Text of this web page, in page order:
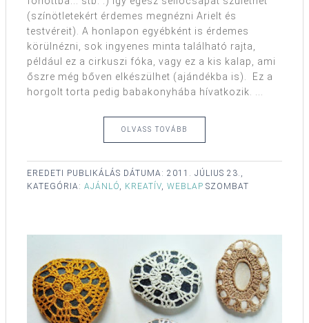
(színötletekért érdemes megnézni Arielt és
testvéreit). A honlapon egyébként is érdemes
körülnézni, sok ingyenes minta található rajta,
például ez a cirkuszi fóka, vagy ez a kis kalap, ami
őszre még bőven elkészülhet (ajándékba is). Ez a
horgolt torta pedig babakonyhába hívatkozik. ...
OLVASS TOVÁBB
EREDETI PUBLIKÁLÁS DÁTUMA: 2011. JÚLIUS 23.,
SZOMBAT
KATEGÓRIA: AJÁNLÓ, KREATÍV, WEBLAP